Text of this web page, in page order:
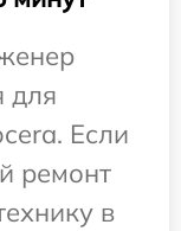
для
Если
ремонт
в